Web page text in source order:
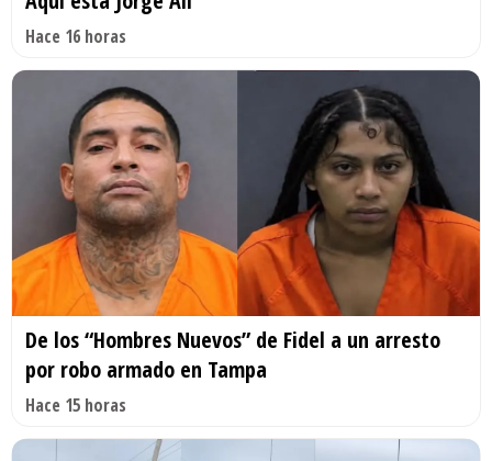
Hace 16 horas
De los “Hombres Nuevos” de Fidel a un arresto
por robo armado en Tampa
Hace 15 horas